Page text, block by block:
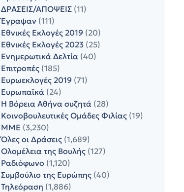
ΔΡΑΣΕΙΣ/ΑΠΟΨΕΙΣ(11)
Έγραψαν (111)
Εθνικές Εκλογές 2019 (20)
Εθνικές Εκλογές 2023(25)
Ενημερωτικά Δελτία(40)
Επιτροπές(185)
Ευρωεκλογές 2019 (71)
Ευρωπαϊκά(24)
Η Βόρεια Αθήνα συζητά(28)
Κοινοβουλευτικές Ομάδες Φιλίας(19)
ΜΜΕ (3,230)
Όλες οι Δράσεις(1,689)
Ολομέλεια της Βουλής(127)
Ραδιόφωνο (1,120)
Συμβούλιο της Ευρώπης(40)
Τηλεόραση (1,886)